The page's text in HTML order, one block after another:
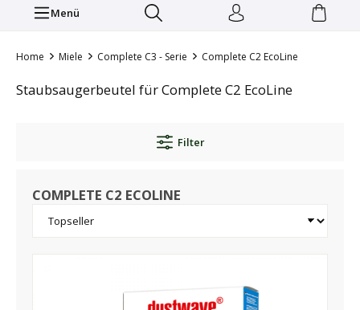
Menü
Home Miele Complete C3 - Serie Complete C2 EcoLine
Staubsaugerbeutel für Complete C2 EcoLine
Filter
COMPLETE C2 ECOLINE